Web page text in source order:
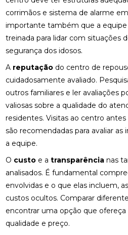
corrimãos e sistema de alarme
importante também que a equipe
treinada para lidar com situações
segurança dos idosos.
A reputação do centro de
cuidadosamente avaliado.
outros familiares e ler avaliações
valiosas sobre a qualidade do
residentes. Visitas ao centro
são recomendadas para avaliar
a equipe.
O custo e atransparência nas
analisados. É fundamental
envolvidas e o que elas incluem,
custos ocultos. Comparar
encontrar uma opção que
qualidade e preço.